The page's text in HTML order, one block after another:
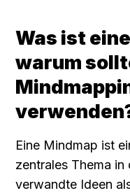
Was ist
warum
Eine Mindmap ist
zentrales Thema
verwandte Ideen